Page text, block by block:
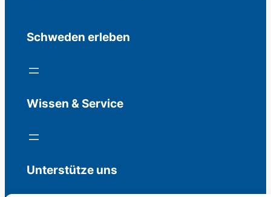
Schweden erleben
Wissen & Service
Unterstütze uns